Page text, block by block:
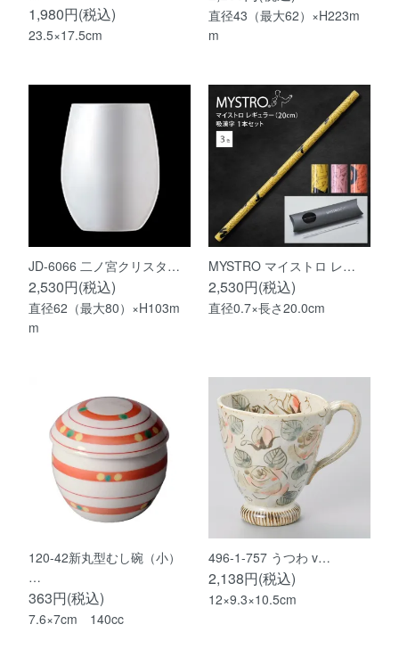
1,980円(税込)
23.5×17.5cm
直径43（最大62）×H223m
m
JD-6066 二ノ宮クリスタ…
2,530円(税込)
直径62（最大80）×H103m
m
MYSTRO マイストロ レ…
2,530円(税込)
直径0.7×長さ20.0cm
120-42新丸型むし碗（小）
…
363円(税込)
7.6×7cm 140cc
496-1-757 うつわ v…
2,138円(税込)
12×9.3×10.5cm